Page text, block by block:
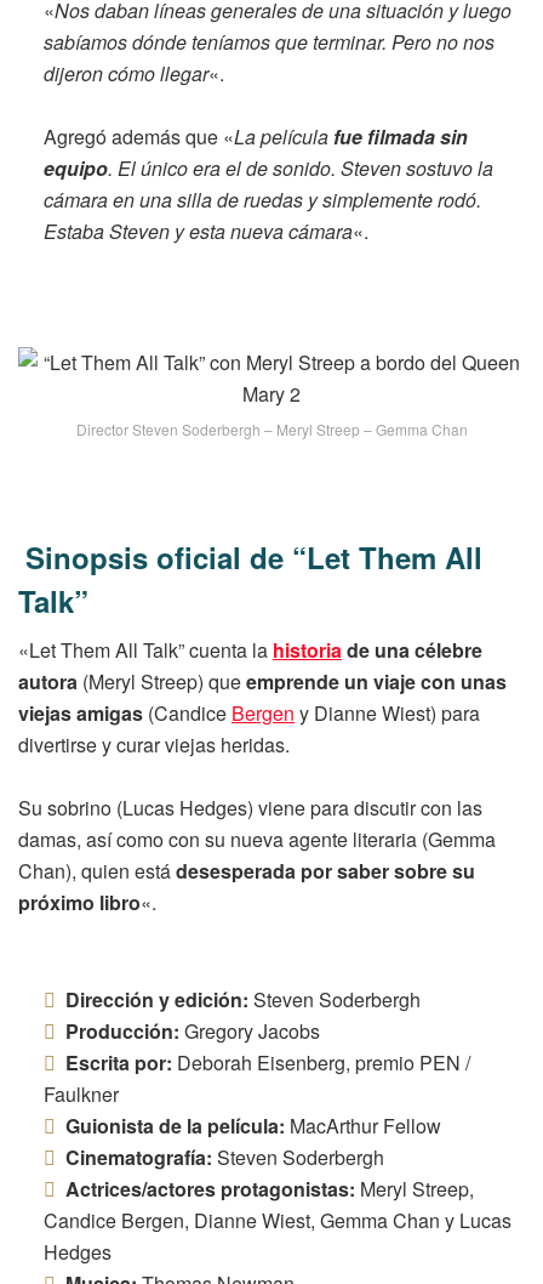
«Nos daban líneas generales de una situación y luego
sabíamos dónde teníamos que terminar. Pero no nos
dijeron cómo llegar«.
Agregó además que «La película fue filmada sin
equipo. El único era el de sonido. Steven sostuvo la
cámara en una silla de ruedas y simplemente rodó.
Estaba Steven y esta nueva cámara«.
Director Steven Soderbergh – Meryl Streep – Gemma Chan
Sinopsis oficial de “Let Them All
Talk”
«Let Them All Talk” cuenta la historiade una célebre
autora (Meryl Streep) queemprende un viaje con unas
viejas amigas (Candice Bergen y Dianne Wiest) para
divertirse y curar viejas heridas.
Su sobrino (Lucas Hedges) viene para discutir con las
damas, así como con su nueva agente literaria (Gemma
Chan), quien estádesesperada por saber sobre su
próximo libro«.
Dirección y edición: Steven Soderbergh
Producción: Gregory Jacobs
Escrita por: Deborah Eisenberg, premio PEN /
Faulkner
Guionista de la película: MacArthur Fellow
Cinematografía: Steven Soderbergh
Actrices/actores protagonistas: Meryl Streep,
Candice Bergen, Dianne Wiest, Gemma Chan y Lucas
Hedges